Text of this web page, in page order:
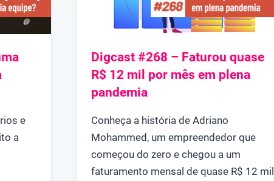
e
a
Digcast #268 – Faturou quase
R$ 12 mil por mês em plena
pandemia
Conheça a história de Adriano
Mohammed, um empreendedor que
começou do zero e chegou a um
faturamento mensal de quase R$ 12 mil